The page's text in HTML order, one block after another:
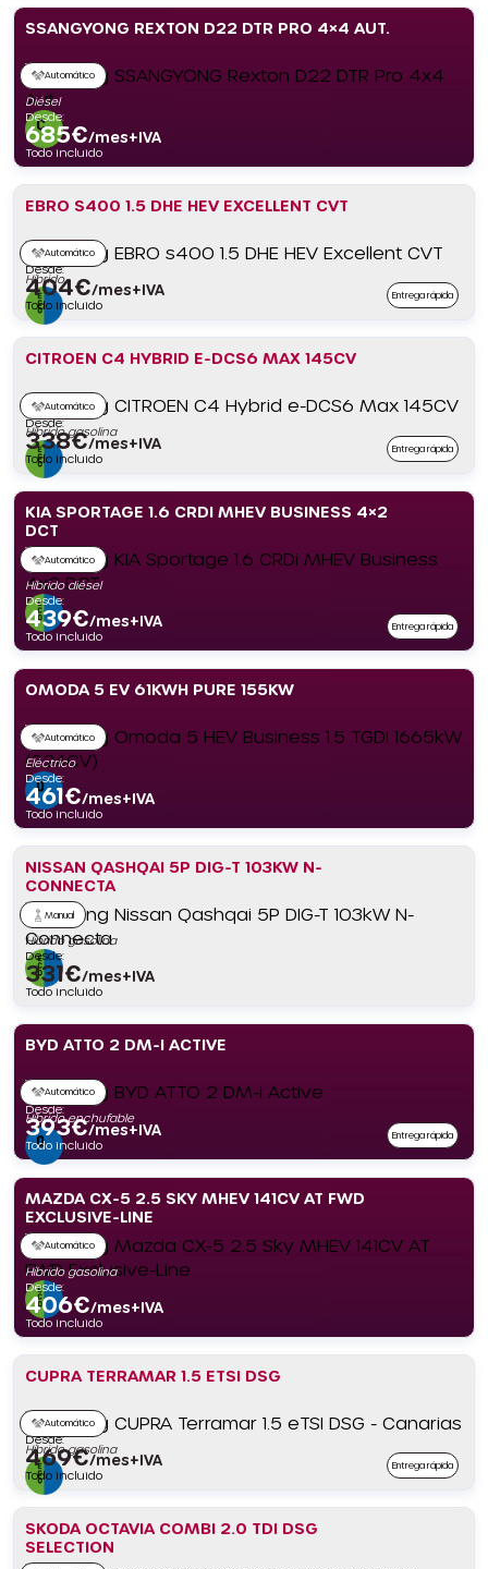
SSANGYONG REXTON D22 DTR PRO 4×4 AUT.
Automático
Diésel
Desde:
685€/mes+IVA
Todo incluido
EBRO S400 1.5 DHE HEV EXCELLENT CVT
Automático
Híbrido
Desde:
404€/mes+IVA
Todo incluido
Entrega rápida
CITROEN C4 HYBRID E-DCS6 MAX 145CV
Automático
Híbrido gasolina
Desde:
338€/mes+IVA
Todo incluido
Entrega rápida
KIA SPORTAGE 1.6 CRDI MHEV BUSINESS 4×2
DCT
Automático
Híbrido diésel
Desde:
439€/mes+IVA
Todo incluido
Entrega rápida
OMODA 5 EV 61KWH PURE 155KW
Automático
Eléctrico
Desde:
461€/mes+IVA
Todo incluido
NISSAN QASHQAI 5P DIG-T 103KW N-
CONNECTA
Manual
Híbrido gasolina
Desde:
331€/mes+IVA
Todo incluido
BYD ATTO 2 DM-I ACTIVE
Automático
Híbrido enchufable
Desde:
393€/mes+IVA
Todo incluido
Entrega rápida
MAZDA CX-5 2.5 SKY MHEV 141CV AT FWD
EXCLUSIVE-LINE
Automático
Híbrido gasolina
Desde:
406€/mes+IVA
Todo incluido
CUPRA TERRAMAR 1.5 ETSI DSG
Automático
Híbrido gasolina
Desde:
469€/mes+IVA
Todo incluido
Entrega rápida
SKODA OCTAVIA COMBI 2.0 TDI DSG
SELECTION